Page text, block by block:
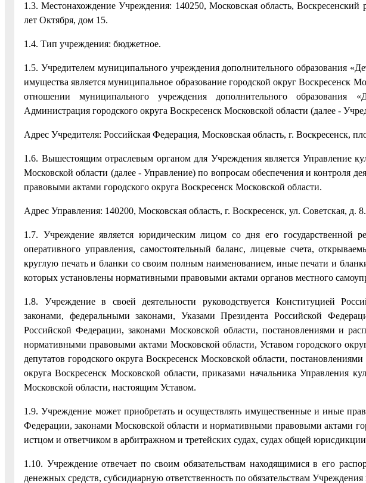
1.3. Местонахождение Учреждения: 140250, Московская область, Воскресенский
лет Октября, дом 15.
1.4. Тип учреждения: бюджетное.
1.5. Учредителем муниципального учреждения дополнительного образования
имущества является муниципальное образование городской округ Воскресенск
отношении муниципального учреждения дополнительного образования
Администрация городского округа Воскресенск Московской области (далее -
Адрес Учредителя: Российская Федерация, Московская область, г. Воскресенск,
1.6. Вышестоящим отраслевым органом для Учреждения является Управление
Московской области (далее - Управление) по вопросам обеспечения и контроля
правовыми актами городского округа Воскресенск Московской области.
Адрес Управления: 140200, Московская область, г. Воскресенск, ул. Советская, д. 8.
1.7. Учреждение является юридическим лицом со дня его государственной
оперативного управления, самостоятельный баланс, лицевые счета,
круглую печать и бланки со своим полным наименованием, иные печати и
которых установлены нормативными правовыми актами органов местного
1.8. Учреждение в своей деятельности руководствуется Конституцией
законами, федеральными законами, Указами Президента Российской
Российской Федерации, законами Московской области, постановлениями и
нормативными правовыми актами Московской области, Уставом городского
депутатов городского округа Воскресенск Московской области,
округа Воскресенск Московской области, приказами начальника Управления
Московской области, настоящим Уставом.
1.9. Учреждение может приобретать и осуществлять имущественные и иные
Федерации, законами Московской области и нормативными правовыми актами
истцом и ответчиком в арбитражном и третейских судах, судах общей
1.10. Учреждение отвечает по своим обязательствам находящимися в его
денежных средств, субсидиарную ответственность по обязательствам